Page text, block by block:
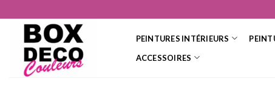
to
content
PEINTURES INTÉRIEURS
ACCESSOIRES